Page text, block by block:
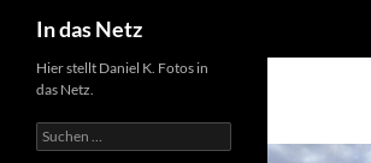
Inhalt
springen
In das Netz
Hier stellt Daniel K. Fotos in
das Netz.
Suchen
nach: